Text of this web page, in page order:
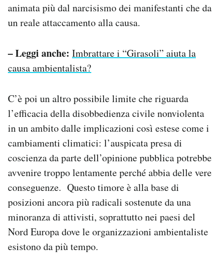
animata più dal narcisismo dei manifestanti che da
un reale attaccamento alla causa.
– Leggi anche: Imbrattare i “Girasoli” aiuta la
causa ambientalista?
C’è poi un altro possibile limite che riguarda
l’efficacia della disobbedienza civile nonviolenta
in un ambito dalle implicazioni così estese come i
cambiamenti climatici: l’auspicata presa di
coscienza da parte dell’opinione pubblica potrebbe
avvenire troppo lentamente perché abbia delle vere
conseguenze. Questo timore è alla base di
posizioni ancora più radicali sostenute da una
minoranza di attivisti, soprattutto nei paesi del
Nord Europa dove le organizzazioni ambientaliste
esistono da più tempo.